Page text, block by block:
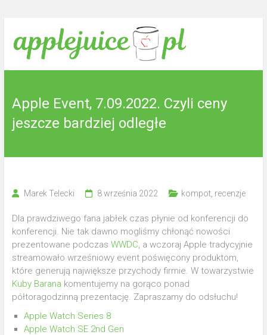
content
sok z
jabłek.
Apple Event, 7.09.2022. Czyli ceny
jeszcze bardziej odległe
Marek Telecki 8 września 2022 kompot, recenzje
Dla prawdziwego fana jabłek czas płynie od konferencji do
konferencji. Nie tak dawno mogliśmy chłonąć nowości
prezentowane podczas WWDC, a wczoraj Apple tradycyjnie
streamowało wrześniowy event poświęcony produktom,
które generują największe przychody firmie. W towarzystwie
Kuby Barana komentujemy na gorąco ponad
półtoragodzinną prezentację. Zapraszamy do odsłuchu!
Apple Watch Series 8
Apple Watch SE 2nd Gen